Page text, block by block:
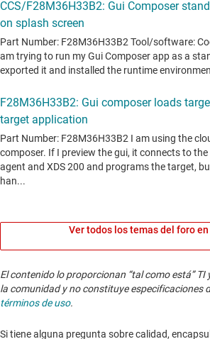
Ver todos los temas del foro
El contenido lo proporcionan “tal como está” TI
la comunidad y no constituye especificaciones
términos de uso.
Si tiene alguna pregunta sobre calidad,